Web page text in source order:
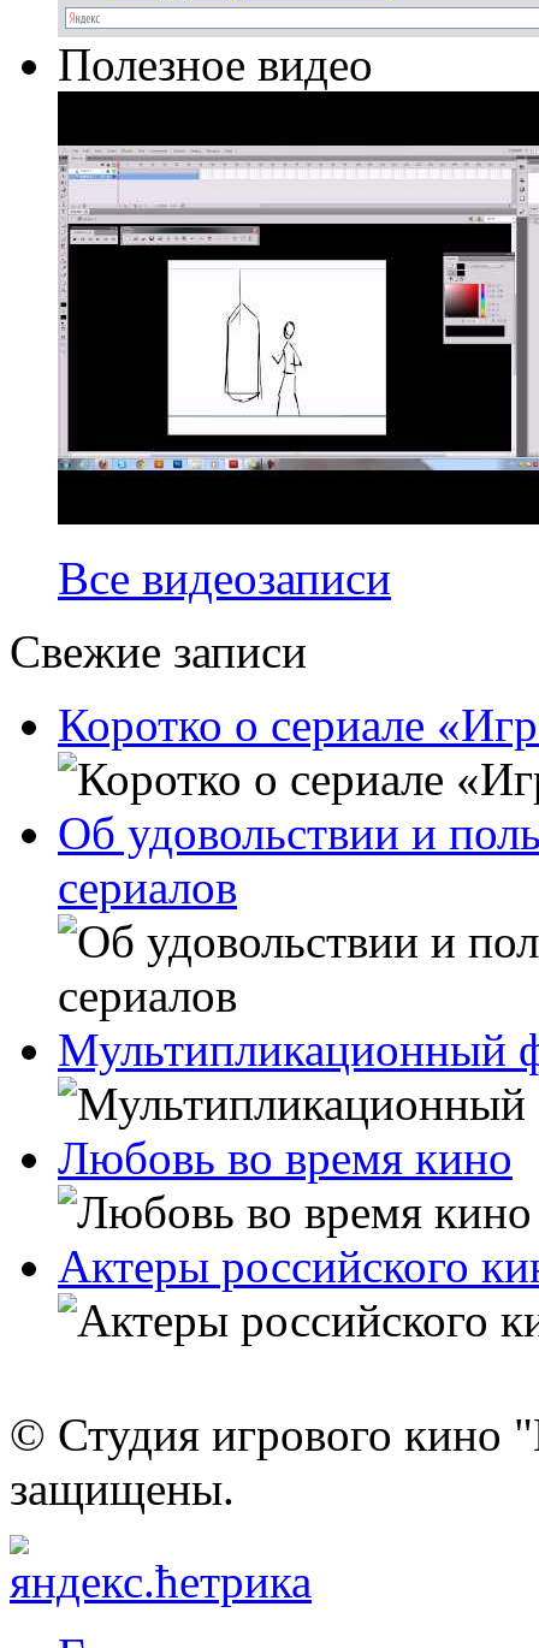
Полезное видео
Все видеозаписи
Свежие записи
Коротко о сериале
Об удовольствии и
сериалов
Мультипликационный
Любовь во время кино
Актеры российского
© Студия игрового кино
защищены.